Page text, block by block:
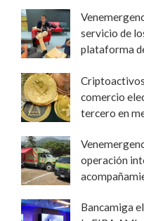
servicio de
plataforma
comercio
tercero en
operación
Bancamiga